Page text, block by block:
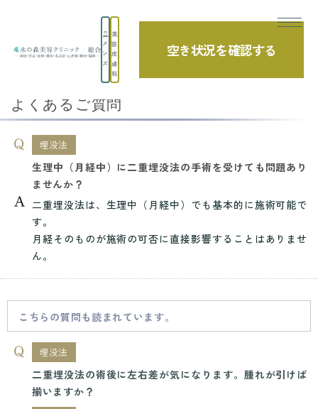
メ
ン
ズ
美
容
皮
膚
科
空き状況を確認する
TOP よくあるご質問
生理中（月経中）に二重埋没法の手術を受け...
よくあるご質問
埋没法
生理中（月経中）に二重埋没法の手術を受けても問題あり
ませんか？
二重埋没法は、生理中（月経中）でも基本的に施術可能で
す。
月経そのものが施術の可否に直接影響することはありませ
ん。
こちらの質問も読まれています。
埋没法
二重埋没法の術後に左右差が気になります。腫れが引けば
揃いますか？